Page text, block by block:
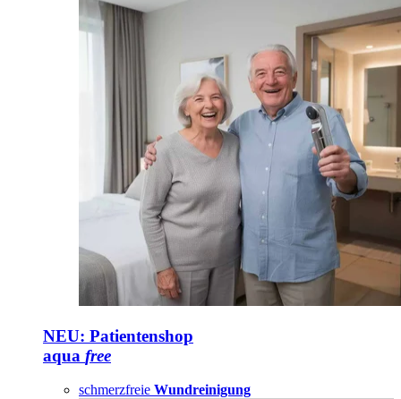
NEU: Patientenshop
aqua free
schmerzfreie Wundreinigung